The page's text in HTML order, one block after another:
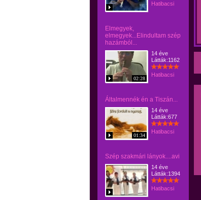
Hatibacsi
Elmegyek,
elmegyek...Elindultam szép
hazámból...
02:28
14 éve
Látták:1162
Hatibacsi
Általmennék én a Tiszán...
01:34
14 éve
Látták:677
Hatibacsi
Szép szakmári lányok....avi
14 éve
Látták:1394
Hatibacsi